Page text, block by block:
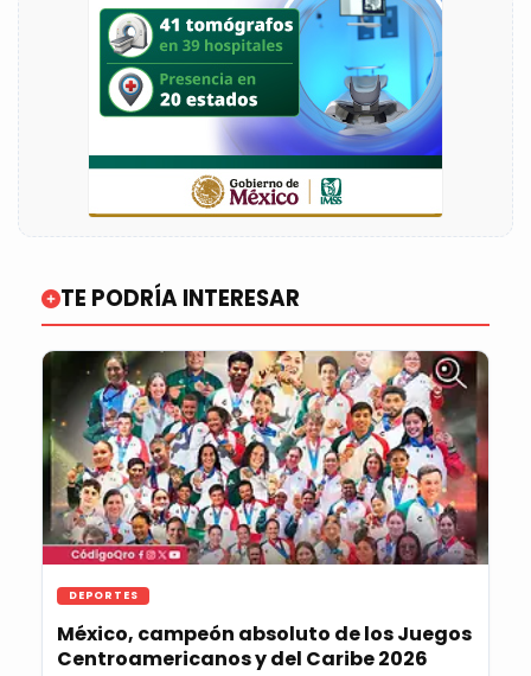
TE PODRÍA INTERESAR
DEPORTES
México, campeón absoluto de los Juegos
Centroamericanos y del Caribe 2026